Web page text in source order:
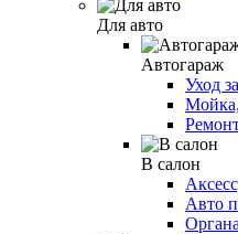
Для авто
Автогараж
Уход
В салон
Авто